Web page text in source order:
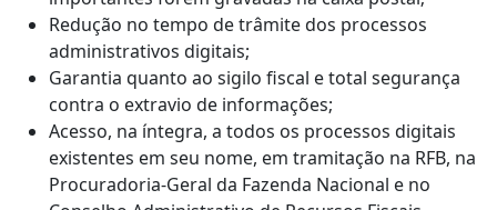
Redução no tempo de trâmite dos processos
administrativos digitais;
Garantia quanto ao sigilo fiscal e total segurança
contra o extravio de informações;
Acesso, na íntegra, a todos os processos digitais
existentes em seu nome, em tramitação na RFB, na
Procuradoria-Geral da Fazenda Nacional e no